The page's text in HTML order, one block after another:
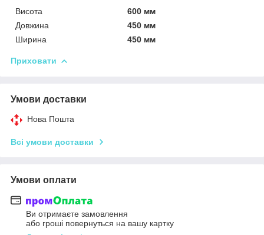
Висота
600 мм
Довжина
450 мм
Ширина
450 мм
Приховати
Умови доставки
Нова Пошта
Всі умови доставки
Умови оплати
Ви отримаєте замовлення
або гроші повернуться на вашу картку